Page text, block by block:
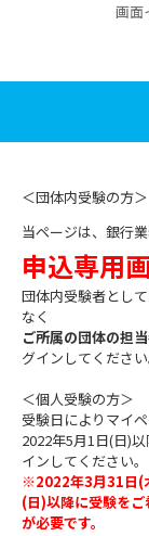
画面
＜団体内受験の方＞
当ページは、銀行
申込専用
団体内受験者とし
なく
ご所属の団体の担
グインしてください
＜個人受験の方＞
受験日によりマイ
2022年5月1日(日)
インしてください。
※2022年3月31日(
(日)以降に受験を
が必要です。